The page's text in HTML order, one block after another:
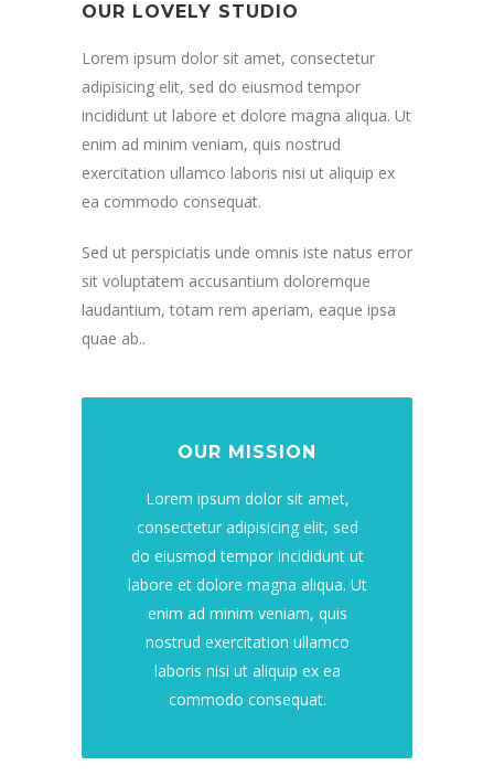
OUR LOVELY STUDIO
Lorem ipsum dolor sit amet, consectetur
adipisicing elit, sed do eiusmod tempor
incididunt ut labore et dolore magna aliqua. Ut
enim ad minim veniam, quis nostrud
exercitation ullamco laboris nisi ut aliquip ex
ea commodo consequat.
Sed ut perspiciatis unde omnis iste natus error
sit voluptatem accusantium doloremque
laudantium, totam rem aperiam, eaque ipsa
quae ab..
OUR MISSION
Lorem ipsum dolor sit amet,
consectetur adipisicing elit, sed
do eiusmod tempor incididunt ut
labore et dolore magna aliqua. Ut
enim ad minim veniam, quis
nostrud exercitation ullamco
laboris nisi ut aliquip ex ea
commodo consequat.